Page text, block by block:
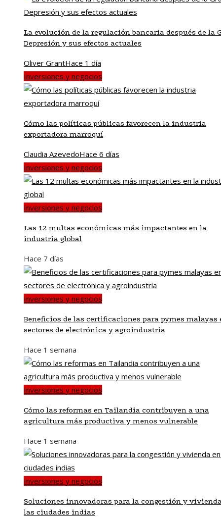
La evolución de la regulación bancaria después de la
Depresión y sus efectos actuales
Oliver GrantHace 1 día
Inversiones y negocios
Cómo las políticas públicas favorecen la industria
exportadora marroquí
Claudia AzevedoHace 6 días
Inversiones y negocios
Inversiones y negocios
Las 12 multas económicas más impactantes en la
industria global
Hace 7 días
Inversiones y negocios
Beneficios de las certificaciones para pymes malayas
sectores de electrónica y agroindustria
Hace 1 semana
Inversiones y negocios
Cómo las reformas en Tailandia contribuyen a una
agricultura más productiva y menos vulnerable
Hace 1 semana
Inversiones y negocios
Soluciones innovadoras para la congestión y
las ciudades indias